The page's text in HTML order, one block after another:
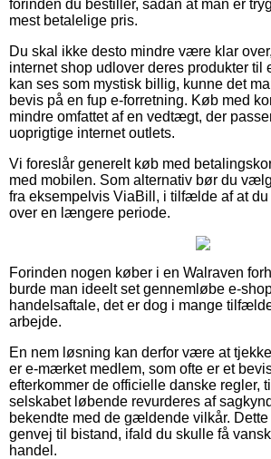
forinden du bestiller, sådan at man er
mest betalelige pris.
Du skal ikke desto mindre være klar
internet shop udlover deres produkter til
kan ses som mystisk billig, kunne det
bevis på en fup e-forretning. Køb med
mindre omfattet af en vedtægt, der
uoprigtige internet outlets.
Vi foreslår generelt køb med
med mobilen. Som alternativ bør du
fra eksempelvis ViaBill, i tilfælde af at
over en længere periode.
Forinden nogen køber i en Walraven
burde man ideelt set gennemløbe e-
handelsaftale, det er dog i mange
arbejde.
En nem løsning kan derfor være at
er e-mærket medlem, som ofte er et
efterkommer de officielle danske regler,
selskabet løbende revurderes af
bekendte med de gældende vilkår.
genvej til bistand, ifald du skulle få
handel.